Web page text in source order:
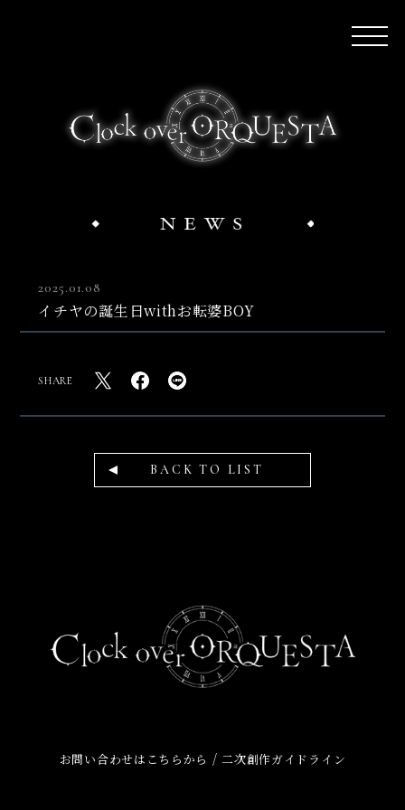
2025.01.08
イチヤの誕生日withお転婆BOY
SHARE
BACK TO LIST
お問い合わせはこちらから /二次創作ガイドライン